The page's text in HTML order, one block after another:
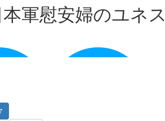
軍慰安婦のユネス